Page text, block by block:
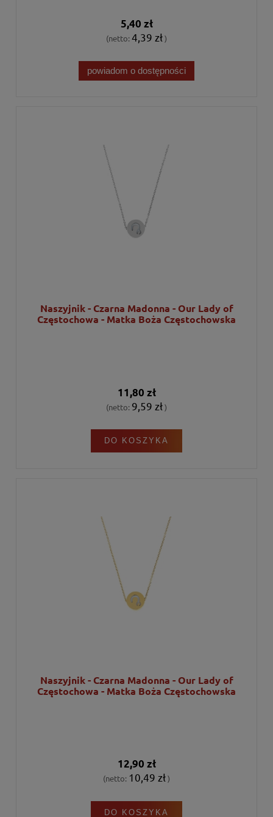
5,40 zł
(netto: 4,39 zł)
powiadom o dostępności
Naszyjnik - Czarna Madonna - Our Lady of
Częstochowa - Matka Boża Częstochowska
11,80 zł
(netto: 9,59 zł)
DO KOSZYKA
Naszyjnik - Czarna Madonna - Our Lady of
Częstochowa - Matka Boża Częstochowska
12,90 zł
(netto: 10,49 zł)
DO KOSZYKA